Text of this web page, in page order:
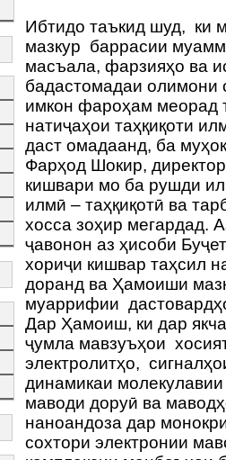
Ибтидо таъкид шуд, ки
мазкур баррасии
масъала, фарзияҳо ва
бадастомадаи олимони
имкон фароҳам меорад
натиҷаҳои таҳқиқоти
даст омадаанд, ба
Фарҳод Шокир,
кишвари мо ба рушди
илмӣ – таҳқиқотӣ ва
хосса зоҳир мегардад.
ҷавонон аз ҳисоби
хориҷи кишвар таҳсил
доранд ва Ҳамоиши
муаррифии
Дар Ҳамоиш, ки дар
ҷумла мавзуъҳои
электролитҳо,
динамикаи
маводи доруӣ ва
наноандоза дар
сохтори электронии